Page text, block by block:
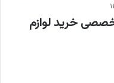
خرید لوازم